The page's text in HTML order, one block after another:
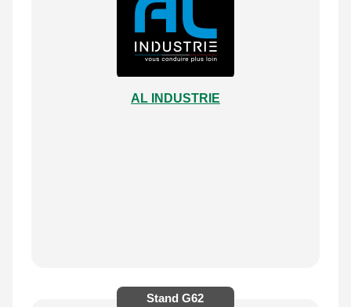
AL INDUSTRIE
Stand G62